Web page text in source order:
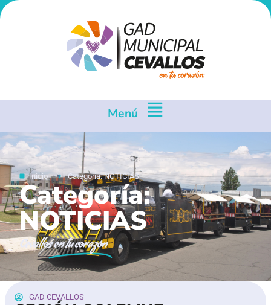
Menú
Inicio Categoría: NOTICIAS
Categoría:
NOTICIAS
Cevallosen tu corazón
GAD CEVALLOS